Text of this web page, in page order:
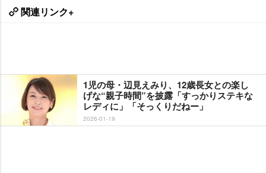
関連リンク+
1児の母・辺見えみり、12歳長女との楽し
げな“親子時間”を披露「すっかりステキな
レディに」「そっくりだねー」
2026-01-19